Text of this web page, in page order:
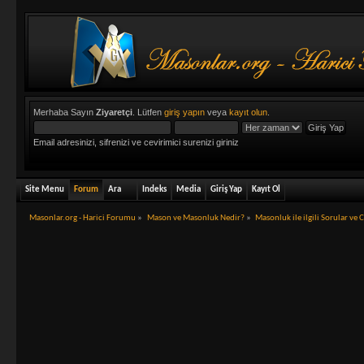
Merhaba SayınZiyaretçi . Lütfengiriş yapın veyakayıt olun
Email adresinizi, sifrenizi ve cevirimici surenizi giriniz
Site Menu Forum Ara Indeks Media Giriş Yap Kayıt Ol
Masonlar.org - Harici Forumu » Mason ve Masonluk Nedir?» Masonluk ile ilgili Sorular ve